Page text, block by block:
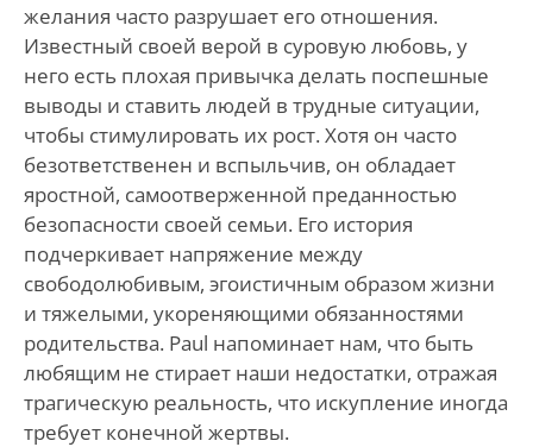
желания часто разрушает его отношения.
Известный своей верой в суровую любовь, у
него есть плохая привычка делать поспешные
выводы и ставить людей в трудные ситуации,
чтобы стимулировать их рост. Хотя он часто
безответственен и вспыльчив, он обладает
яростной, самоотверженной преданностью
безопасности своей семьи. Его история
подчеркивает напряжение между
свободолюбивым, эгоистичным образом жизни
и тяжелыми, укореняющими обязанностями
родительства. Paul напоминает нам, что быть
любящим не стирает наши недостатки, отражая
трагическую реальность, что искупление иногда
требует конечной жертвы.